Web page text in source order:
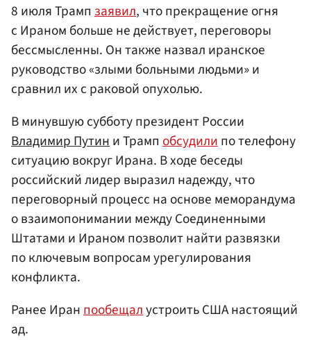
8 июля Трамп заявил, что прекращение огня
с Ираном больше не действует, переговоры
бессмысленны. Он также назвал иранское
руководство «злыми больными людьми» и
сравнил их с раковой опухолью.
В минувшую субботу президент России
Владимир Путини Трамп обсудилипо телефону
ситуацию вокруг Ирана. В ходе беседы
российский лидер выразил надежду, что
переговорный процесс на основе меморандума
о взаимопонимании между Соединенными
Штатами и Ираном позволит найти развязки
по ключевым вопросам урегулирования
конфликта.
Ранее Иранпообещалустроить США настоящий
ад.